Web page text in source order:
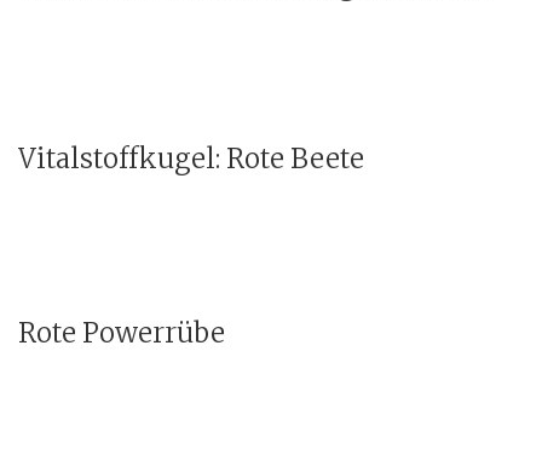
Vitalstoffkugel: Rote Beete
Rote Powerrübe